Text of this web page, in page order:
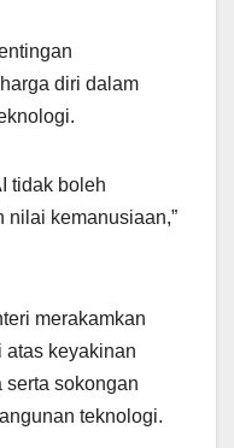
diri dalam
tidak boleh
nilai kemanusiaan,”
merakamkan
atas keyakinan
serta sokongan
teknologi.